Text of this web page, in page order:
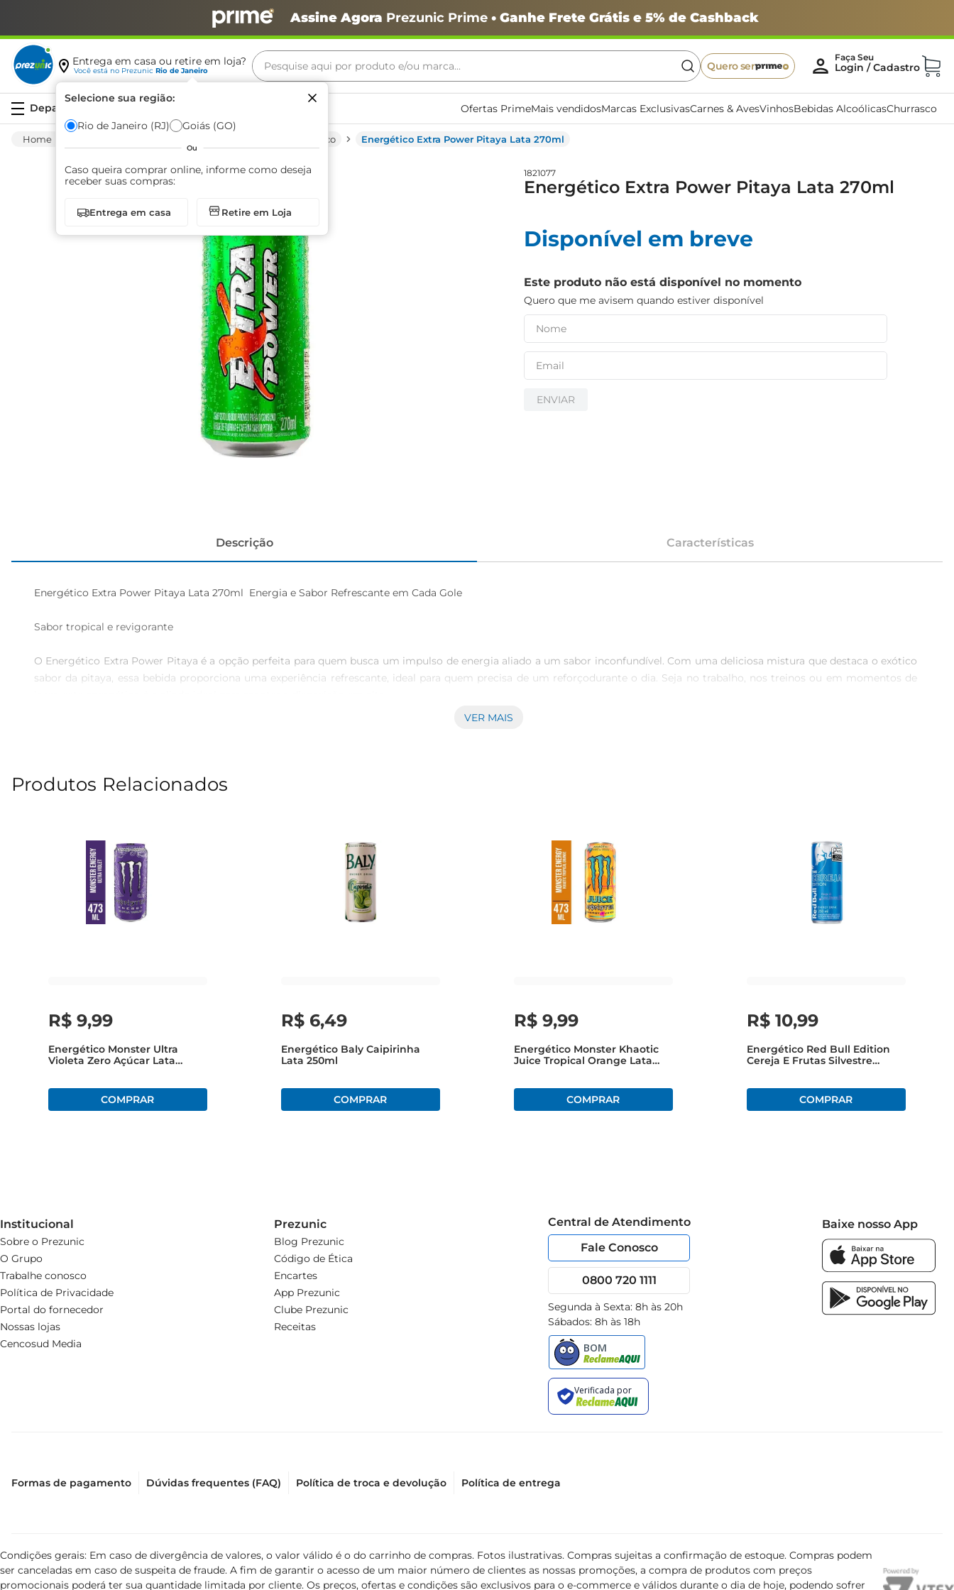
Assine Agora Prezunic Prime• Ganhe Frete Grátis e 5% de Cashback
Entrega em casa ou retire em loja?
Você está no Prezunic Rio de Janeiro
Selecione sua região:
Rio de Janeiro (RJ) Goiás (GO)
Ou
Caso queira comprar online, informe como deseja
receber suas compras:
Entrega em casa Retire em Loja
Pesquise aqui por produto e/ou marca...
Quero ser
Ofertas PrimeMais vendidosMarcas ExclusivasCarnes & AvesVinhosBebidas AlcoólicasChurrasco
Energético Energético Extra Power Pitaya Lata 270ml
1821077
Energético Extra Power Pitaya Lata 270ml
Disponível em breve
Este produto não está disponível no momento
Quero que me avisem quando estiver disponível
ENVIAR
Descrição Características
Energético Extra Power Pitaya Lata 270ml  Energia e Sabor Refrescante em Cada Gole
Sabor tropical e revigorante
O Energético Extra Power Pitaya é a opção perfeita para quem busca um impulso de energia aliado a um sabor inconfundível. Com uma deliciosa mistura que destaca o exótico
sabor da pitaya, essa bebida proporciona uma experiência refrescante, ideal para quem precisa de um reforçodurante o dia. Seja no trabalho, nos treinos ou em momentos de
nutrientes essenciais que ajudam a revitalizar o corpo e a mente, tornandose uma escolha consciente para quem deseja maximizar seu desempenho em qualquer atividade.
A embalagem de lata de 270ml é perfeita para ser levada a qualquer lugar. Compacta e fácil de carregar, é ideal para quem busca praticidade em sua rotina. Seja para um dia
agitado de trabalho, uma longa viagem ou uma sessão intensa de exercícios, o Energético Extra Power Pitaya está sempre pronto para oferecer a energia necessária de forma
rápida e saborosa.
Perfeito para momentos de descontração
VER MAIS
Produtos Relacionados
R$ 9,99
Energético Monster Ultra
Violeta Zero Açúcar Lata
R$ 6,49
Energético Baly Caipirinha
Lata 250ml
R$ 9,99
Energético Monster Khaotic
Juice Tropical Orange Lata
R$ 10,99
Energético Red Bull Edition
Cereja E Frutas Silvestre
Institucional
Sobre o Prezunic
O Grupo
Trabalhe conosco
Política de Privacidade
Portal do fornecedor
Nossas lojas
Cencosud Media
Prezunic
Blog Prezunic
Código de Ética
Encartes
App Prezunic
Clube Prezunic
Receitas
Central de Atendimento
Fale Conosco
0800 720 1111
Segunda à Sexta: 8h às 20h
Sábados: 8h às 18h
Baixe nosso App
Formas de pagamento Dúvidas frequentes (FAQ) Política de troca e devolução Política de entrega
Condições gerais: Em caso de divergência de valores, o valor válido é o do carrinho de compras. Fotos ilustrativas. Compras sujeitas a confirmação de estoque. Compras podem
ser canceladas em caso de suspeita de fraude. A fim de garantir o acesso de um maior número de clientes as nossas promoções, a compra de produtos com preços
promocionais poderá ter sua quantidade limitada por cliente. Os preços, ofertas e condições são exclusivos para o e-commerce e válidos durante o dia de hoje, podendo sofrer
Termos mais buscados
café
arroz
biscoito
azeite
iogurte
papel higiênico
cerveja